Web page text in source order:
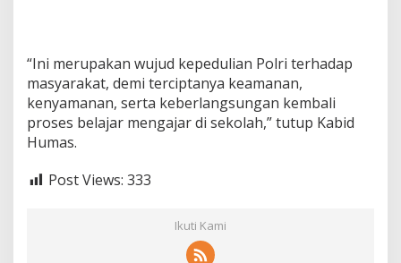
“Ini merupakan wujud kepedulian Polri terhadap
masyarakat, demi terciptanya keamanan,
kenyamanan, serta keberlangsungan kembali
proses belajar mengajar di sekolah,” tutup Kabid
Humas.
Post Views: 333
Ikuti Kami